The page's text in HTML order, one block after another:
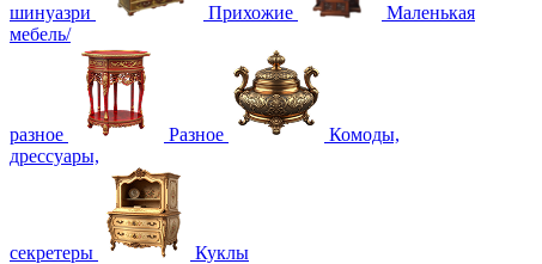
шинуазри Прихожие
Маленькая
мебель/
разное Разное
Комоды,
дрессуары,
секретеры Куклы